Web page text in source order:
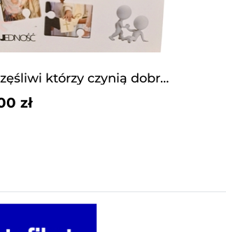
Szczęśliwi którzy czynią dobro. kl 7 ćwiczenia
zł